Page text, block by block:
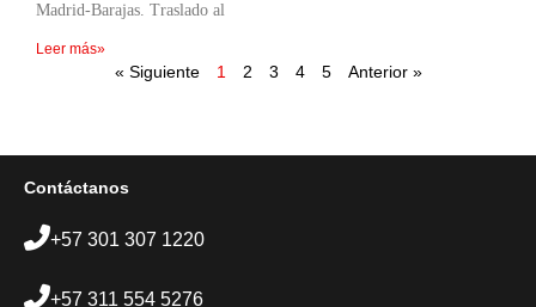
Madrid-Barajas. Traslado al
Leer más»
« Siguiente 1 2 3 4 5 Anterior »
Contáctanos
+57 301 307 1220
+57 311 554 5276